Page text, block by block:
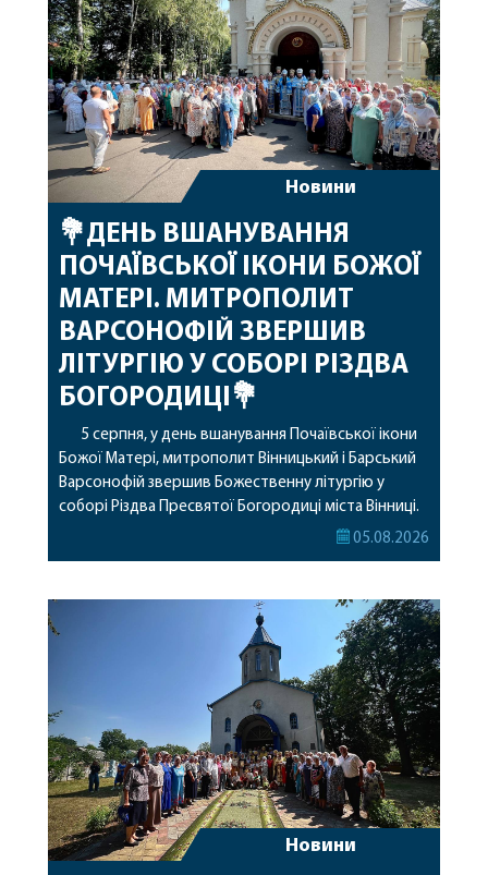
архіпастирському служінні. […]
Новини
💐ДЕНЬ ВШАНУВАННЯ
ПОЧАЇВСЬКОЇ ІКОНИ БОЖОЇ
МАТЕРІ. МИТРОПОЛИТ
ВАРСОНОФІЙ ЗВЕРШИВ
ЛІТУРГІЮ У СОБОРІ РІЗДВА
БОГОРОДИЦІ💐
5 серпня, у день вшанування Почаївської ікони
Божої Матері, митрополит Вінницький і Барський
Варсонофій звершив Божественну літургію у
соборі Різдва Пресвятої Богородиці міста Вінниці.
Його Високопреосвященству співслужили
священному сані. Під час богослужіння підносилися
особливі молитви за мир в Україні, за воїнів, які
05.08.2026
Новини